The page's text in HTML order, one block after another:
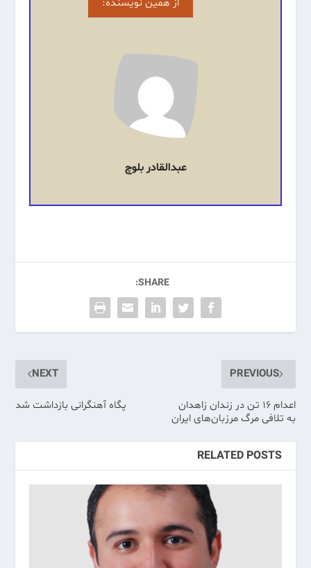
از همین نویسنده:
عبدالقادر بلوچ
SHARE:
PREVIOUS
اعدام ۱۶ تن در زندان زاهدان
به تلافی مرگ مرزبان‌های ایران
NEXT
پگاه آهنگرانی بازداشت شد
RELATED POSTS